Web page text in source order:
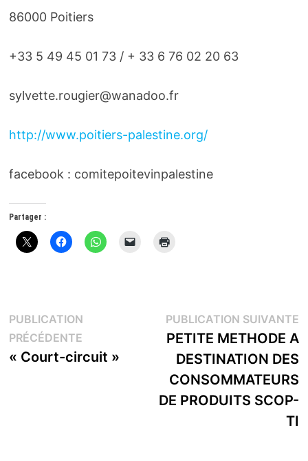
86000 Poitiers
+33 5 49 45 01 73 / + 33 6 76 02 20 63
sylvette.rougier@wanadoo.fr
http://www.poitiers-palestine.org/
facebook : comitepoitevinpalestine
Partager :
Navigation
de
PUBLICATION
PRÉCÉDENTEPublication
précédente :
« Court-circuit »
PUBLICATION SUIVANTE
PETITE METHODE A
DESTINATION DES
CONSOMMATEURS
DE PRODUITS SCOP-
TI